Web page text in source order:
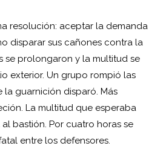
resolución: aceptar la demanda
disparar sus cañones contra la
se prolongaron y la multitud se
exterior. Un grupo rompió las
guarnición disparó. Más
La multitud que esperaba
bastión. Por cuatro horas se
entre los defensores.